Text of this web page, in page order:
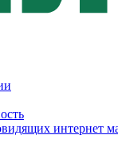
интернет